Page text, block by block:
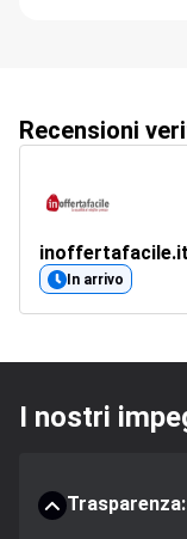
Recensioni
inoffertafacile.it
In arrivo
I nostri